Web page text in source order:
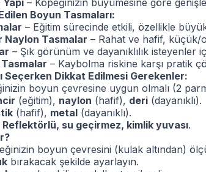
– Köpeğinizin büyümesine göre
Boyun Tasmaları:
– Eğitim sürecinde etkili, özellikle
Naylon Tasmalar – Rahat ve hafif, küçük/
– Şık görünüm ve dayanıklılık isteyenler
– Kaybolma riskine karşı pratik
Seçerken Dikkat Edilmesi Gerekenler:
boyun çevresine uygun olmalı (2
(eğitim), naylon (hafif), deri (dayanıklı).
(hafif), metal (dayanıklı).
Reflektörlü, su geçirmez, kimlik yuvası.
boyun çevresini (kulak altından)
bırakacak şekilde ayarlayın.